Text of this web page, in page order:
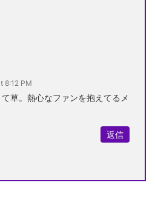
8:12 PM
草。熱心なファンを抱えてるメ
返信